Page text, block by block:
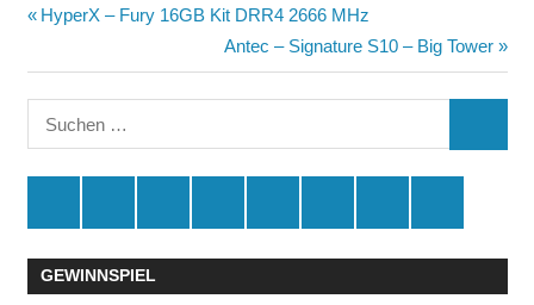
Beitragsnavigation
Vorheriger
HyperX – Fury 16GB Kit DRR4 2666 MHz
Nächster
Beitrag:
Antec – Signature S10 – Big Tower
Suchen
nach:
GEWINNSPIEL